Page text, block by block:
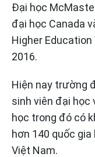
Đại học
đại học Canada
Higher
2016.
Hiện nay trường
sinh viên đại học
học trong đó có
hơn 140 quốc
Việt Nam.